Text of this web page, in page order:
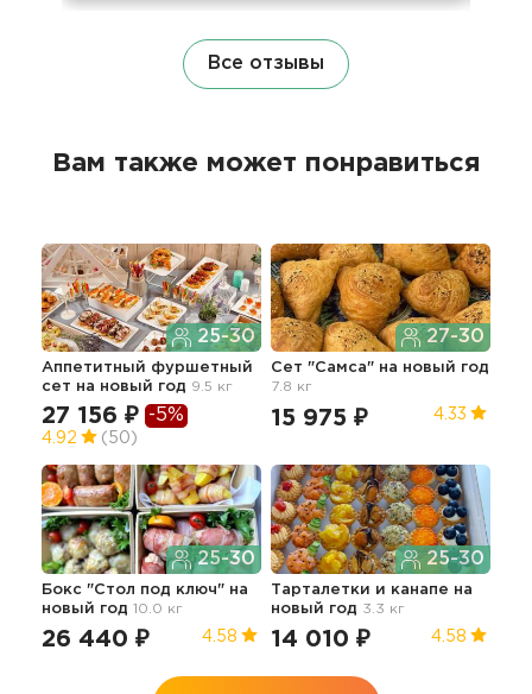
Все отзывы
Вам также может понравиться
25-30
Аппетитный фуршетный
сет на новый год 9.5 кг
27 156 ₽ -5%
4.92 (50)
27-30
Сет "Самса" на новый год
7.8 кг
15 975 ₽ 4.33
25-30
Бокс "Стол под ключ" на
новый год 10.0 кг
26 440 ₽ 4.58
25-30
Тарталетки и канапе на
новый год 3.3 кг
14 010 ₽ 4.58